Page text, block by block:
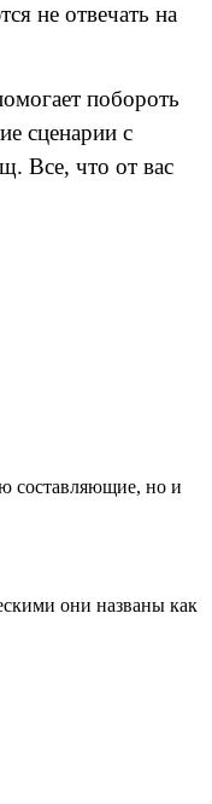
не отвечать на
побороть
сценарии с
Все, что от вас
составляющие, но и
они названы как